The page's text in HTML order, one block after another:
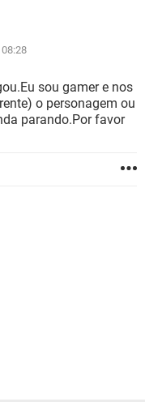
sou gamer e nos
o personagem ou
parando.Por favor